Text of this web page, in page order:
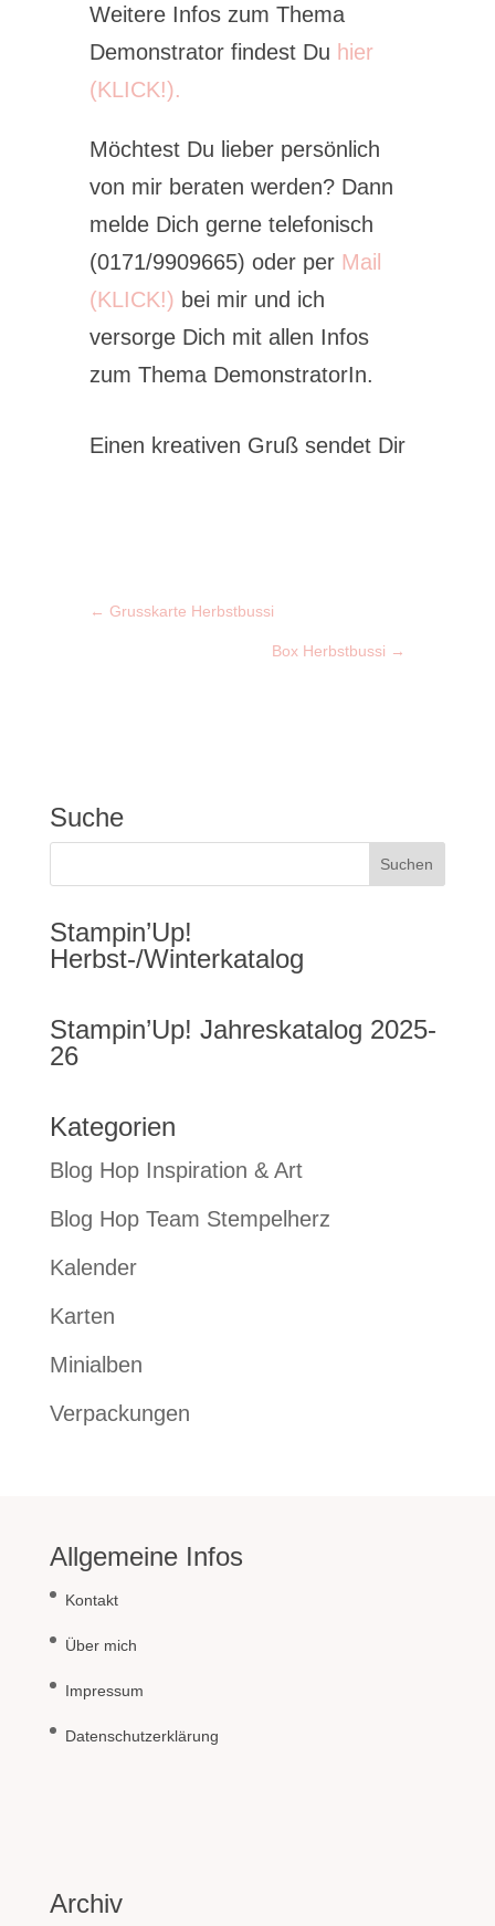
Weitere Infos zum Thema
Demonstrator findest Du hier
(KLICK!).
Möchtest Du lieber persönlich
von mir beraten werden? Dann
melde Dich gerne telefonisch
(0171/9909665) oder per Mail
(KLICK!) bei mir und ich
versorge Dich mit allen Infos
zum Thema DemonstratorIn.
Einen kreativen Gruß sendet Dir
← Grusskarte Herbstbussi
Box Herbstbussi →
Suche
Stampin’Up!
Herbst-/Winterkatalog
Stampin’Up! Jahreskatalog 2025-
26
Kategorien
Blog Hop Inspiration & Art
Blog Hop Team Stempelherz
Kalender
Karten
Minialben
Verpackungen
Allgemeine Infos
Kontakt
Über mich
Impressum
Datenschutzerklärung
Archiv